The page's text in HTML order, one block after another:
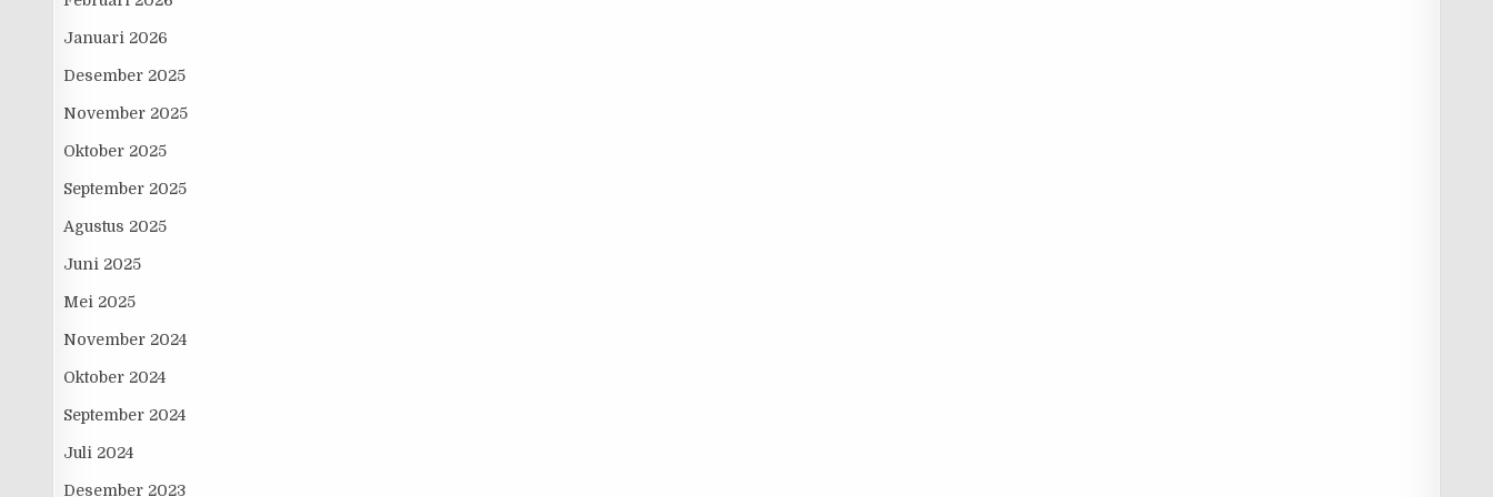
Januari 2026
Desember 2025
November 2025
Oktober 2025
September 2025
Agustus 2025
Juni 2025
Mei 2025
November 2024
Oktober 2024
September 2024
Juli 2024
Desember 2023